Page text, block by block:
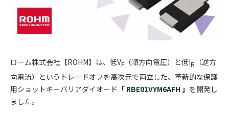
ローム株式会社【ROHM】は、低VF （順方向電圧）と低IR
（逆方
向電流）というトレードオフを高次元で両立した、革新的な保護
用ショットキーバリアダイオード 「 RBE01VYM6AFH」 を開発し
ました。